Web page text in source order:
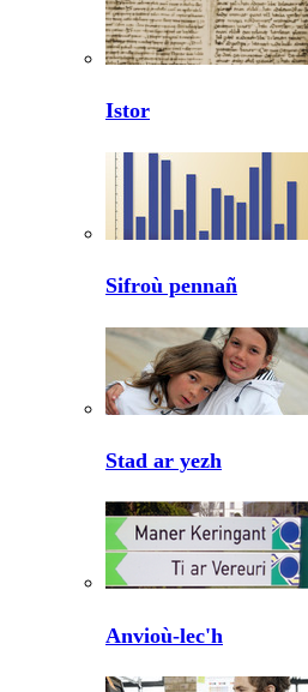
Istor
Sifroù pennañ
Stad ar yezh
Anvioù-lec'h